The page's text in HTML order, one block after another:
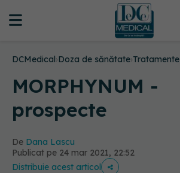
DCMedical›Doza de sănătate›Tratamente
MORPHYNUM -
prospecte
De Dana Lascu
Publicat pe 24 mar 2021, 22:52
Distribuie acest articol